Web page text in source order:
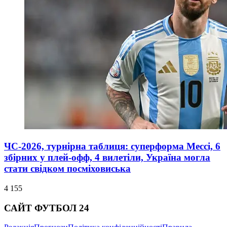
ЧС-2026, турнірна таблиця: суперформа Мессі, 6
збірних у плей-офф, 4 вилетіли, Україна могла
стати свідком посміховиська
4 155
САЙТ ФУТБОЛ 24